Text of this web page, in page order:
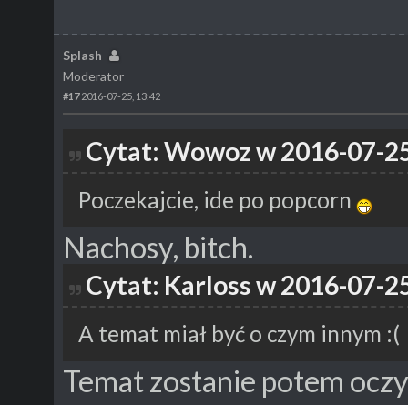
Splash
Moderator
#172016-07-25, 13:42
Cytat: Wowoz w 2016-07-
Poczekajcie, ide po popcorn
Nachosy, bitch.
Cytat: Karloss w 2016-07-
A temat miał być o czym innym :(
Temat zostanie potem